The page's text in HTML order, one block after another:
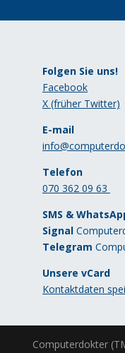
Folgen Sie uns!
Facebook
X (früher Twitter)
E-mail
Telefon
070 362 09 63
SMS &
Signal
Telegram
Unsere vCard
Kontaktdaten
Computerdokter